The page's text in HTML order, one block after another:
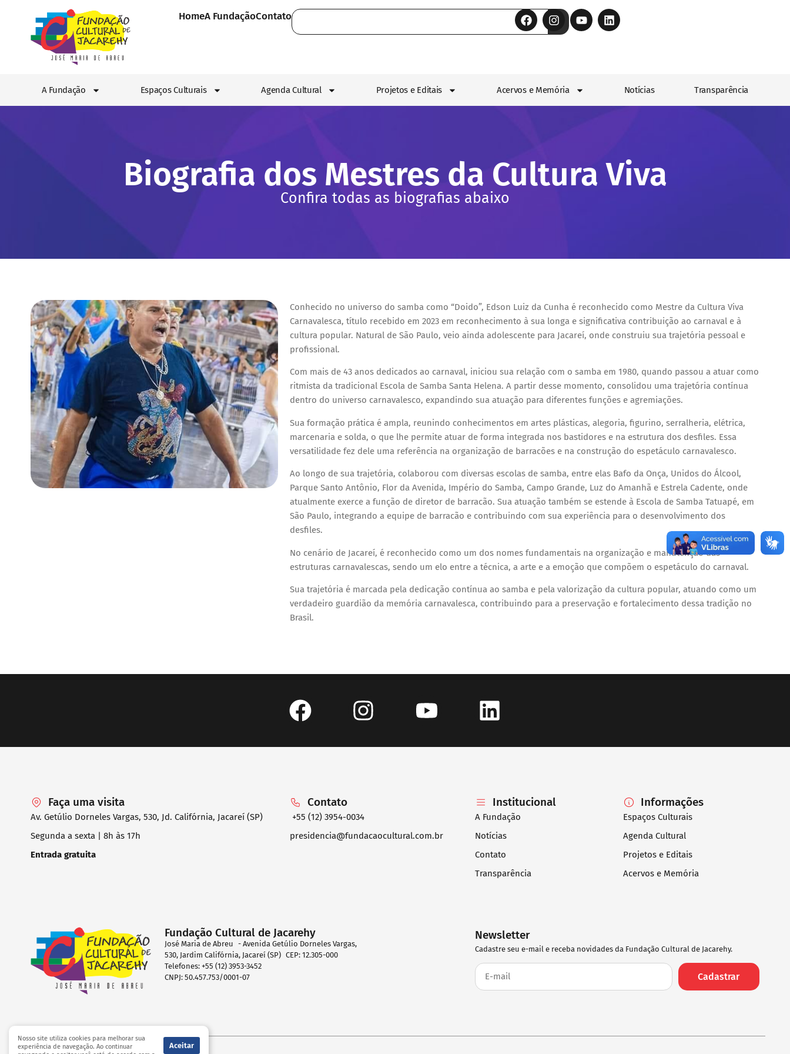
HomeA FundaçãoContato
A Fundação Espaços Culturais Agenda Cultural Projetos e Editais Acervos e Memória Notícias Transparência
Biografia dos Mestres da Cultura Viva
Confira todas as biografias abaixo
Conhecido no universo do samba como “Doido”, Edson Luiz da Cunha é reconhecido como Mestre da Cultura Viva
Carnavalesca, título recebido em 2023 em reconhecimento à sua longa e significativa contribuição ao carnaval e à
cultura popular. Natural de São Paulo, veio ainda adolescente para Jacareí, onde construiu sua trajetória pessoal e
profissional.
Com mais de 43 anos dedicados ao carnaval, iniciou sua relação com o samba em 1980, quando passou a atuar como
ritmista da tradicional Escola de Samba Santa Helena. A partir desse momento, consolidou uma trajetória contínua
dentro do universo carnavalesco, expandindo sua atuação para diferentes funções e agremiações.
Sua formação prática é ampla, reunindo conhecimentos em artes plásticas, alegoria, figurino, serralheria, elétrica,
marcenaria e solda, o que lhe permite atuar de forma integrada nos bastidores e na estrutura dos desfiles. Essa
versatilidade fez dele uma referência na organização de barracões e na construção do espetáculo carnavalesco.
Ao longo de sua trajetória, colaborou com diversas escolas de samba, entre elas Bafo da Onça, Unidos do Álcool,
Parque Santo Antônio, Flor da Avenida, Império do Samba, Campo Grande, Luz do Amanhã e Estrela Cadente, onde
atualmente exerce a função de diretor de barracão. Sua atuação também se estende à Escola de Samba Tatuapé, em
São Paulo, integrando a equipe de barracão e contribuindo com sua experiência para o desenvolvimento dos
desfiles.
No cenário de Jacareí, é reconhecido como um dos nomes fundamentais na organização e manutenção das
estruturas carnavalescas, sendo um elo entre a técnica, a arte e a emoção que compõem o espetáculo do carnaval.
Sua trajetória é marcada pela dedicação contínua ao samba e pela valorização da cultura popular, atuando como um
verdadeiro guardião da memória carnavalesca, contribuindo para a preservação e fortalecimento dessa tradição no
Brasil.
Faça uma visita
Av. Getúlio Dorneles Vargas, 530, Jd. Califórnia, Jacareí (SP)
Segunda a sexta | 8h às 17h
Entrada gratuita
Contato
+55 (12) 3954-0034
presidencia@fundacaocultural.com.br
Institucional
A Fundação
Notícias
Contato
Transparência
Informações
Espaços Culturais
Agenda Cultural
Projetos e Editais
Acervos e Memória
Fundação Cultural de Jacarehy
José Maria de Abreu - Avenida Getúlio Dorneles Vargas,
530, Jardim Califórnia, Jacareí (SP) CEP: 12.305-000
Telefones: +55 (12) 3953-3452
CNPJ: 50.457.753/0001-07
Newsletter
Cadastre seu e-mail e receba novidades da Fundação Cultural de Jacarehy.
Cadastrar
Nosso site utiliza cookies para melhorar sua
experiência de navegação. Ao continuar
Aceitar